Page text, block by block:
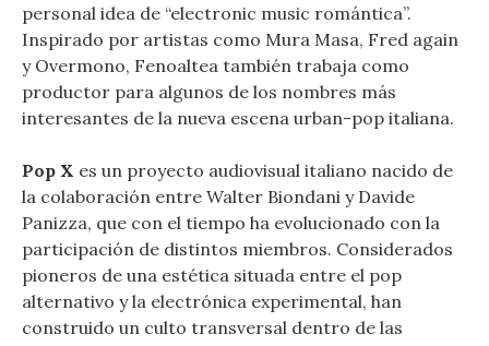
personal idea de “electronic music romántica”.
Inspirado por artistas como Mura Masa, Fred again
y Overmono, Fenoaltea también trabaja como
productor para algunos de los nombres más
interesantes de la nueva escena urban-pop italiana.
Pop X es un proyecto audiovisual italiano nacido de
la colaboración entre Walter Biondani y Davide
Panizza, que con el tiempo ha evolucionado con la
participación de distintos miembros. Considerados
pioneros de una estética situada entre el pop
alternativo y la electrónica experimental, han
construido un culto transversal dentro de las